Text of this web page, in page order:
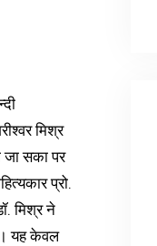
मिश्र
जा सका पर
प्रो.
मिश्र ने
यह केवल